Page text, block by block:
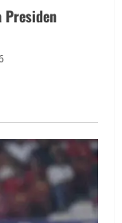
Presiden